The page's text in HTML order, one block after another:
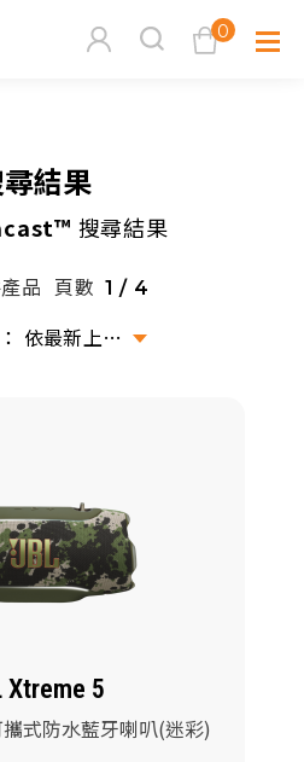
0
搜尋
結果
搜尋結果
品 頁數 1 / 4
依最新上架排序
Xtreme 5
式防水藍牙喇叭(迷彩)